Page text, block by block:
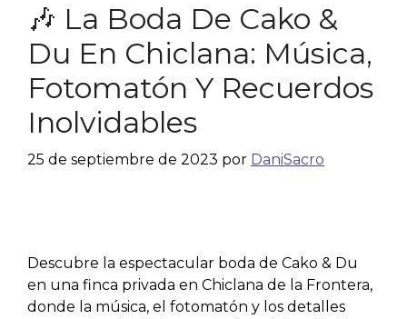
🎶 La Boda De Cako &
Du En Chiclana: Música,
Fotomatón Y Recuerdos
Inolvidables
25 de septiembre de 2023 por DaniSacro
Descubre la espectacular boda de Cako & Du
en una finca privada en Chiclana de la Frontera,
donde la música, el fotomatón y los detalles